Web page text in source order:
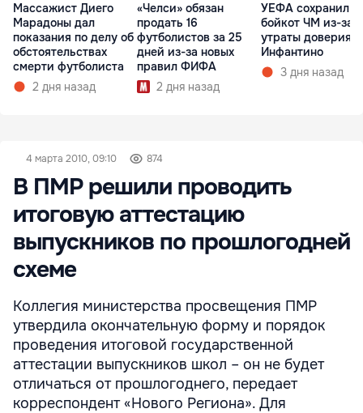
Массажист Диего
Марадоны дал
показания по делу об
обстоятельствах
смерти футболиста
2 дня назад
«Челси» обязан
продать 16
футболистов за 25
дней из-за новых
правил ФИФА
2 дня назад
УЕФА сохранил
бойкот ЧМ из-за
утраты доверия к
Инфантино
3 дня назад
4 марта 2010, 09:10 874
В ПМР решили проводить
итоговую аттестацию
выпускников по прошлогодней
схеме
Коллегия министерства просвещения ПМР
утвердила окончательную форму и порядок
проведения итоговой государственной
аттестации выпускников школ – он не будет
отличаться от прошлогоднего, передает
корреспондент «Нового Региона». Для